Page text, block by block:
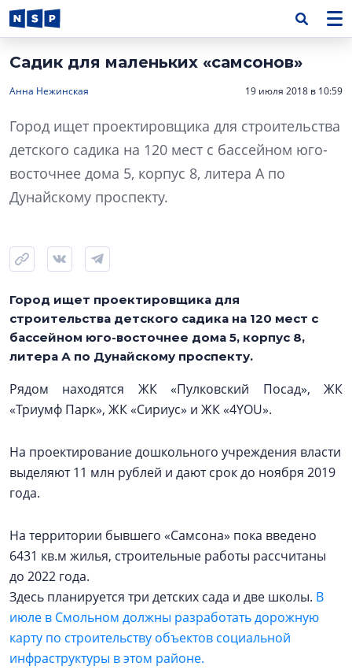
Садик для маленьких «самсонов»
Анна Нежинская 19 июля 2018 в 10:59
Город ищет проектировщика для строительства
детского садика на 120 мест с бассейном юго-
восточнее дома 5, корпус 8, литера А по
Дунайскому проспекту.
Город ищет проектировщика для
строительства детского садика на 120 мест с
бассейном юго-восточнее дома 5, корпус 8,
литера А по Дунайскому проспекту.
Рядом находятся ЖК «Пулковский Посад», ЖК
«Триумф Парк», ЖК «Сириус» и ЖК «4YOU».
На проектирование дошкольного учреждения власти
выделяют 11 млн рублей и дают срок до ноября 2019
года.
На территории бывшего «Самсона» пока введено
6431 кв.м жилья, строительные работы рассчитаны
до 2022 года.
Здесь планируется три детских сада и две школы. В
июле в Смольном должны разработать дорожную
карту по строительству объектов социальной
инфраструктуры в этом районе.